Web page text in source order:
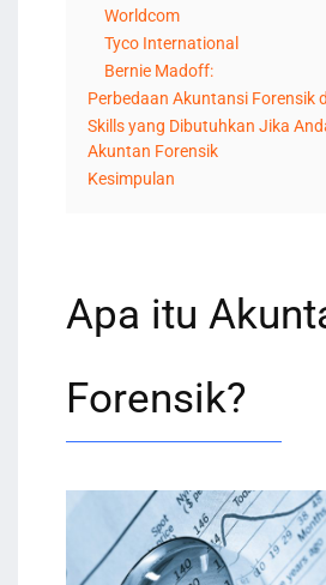
Worldcom
Tyco International
Bernie Madoff:
Perbedaan Akuntansi Forensik
Skills yang Dibutuhkan Jika
Akuntan Forensik
Kesimpulan
Apa itu
Forensik?